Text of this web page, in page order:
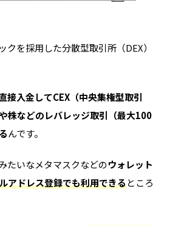
を採用した分散型取引所（DEX）
接入金してCEX（中央集権型取引
株などのレバレッジ取引（最大100
んです。
たいなメタマスクなどのウォレット
アドレス登録でも利用できるところ